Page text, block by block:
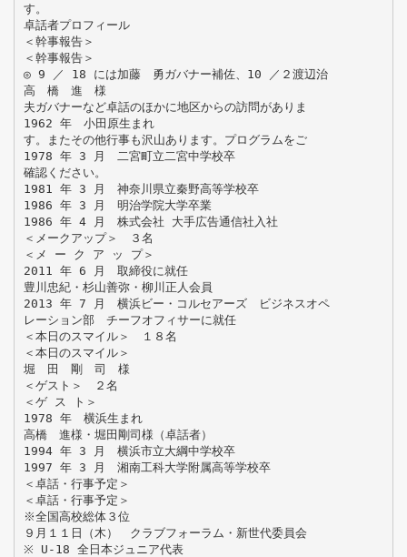
す。
卓話者プロフィール
＜幹事報告＞
＜幹事報告＞
◎ 9 ／ 18 には加藤 勇ガバナー補佐、10 ／２渡辺治
高 橋 進 様
夫ガバナーなど卓話のほかに地区からの訪問がありま
1962 年 小田原生まれ
す。またその他行事も沢山あります。プログラムをご
1978 年 3 月 二宮町立二宮中学校卒
確認ください。
1981 年 3 月 神奈川県立秦野高等学校卒
1986 年 3 月 明治学院大学卒業
1986 年 4 月 株式会社 大手広告通信社入社
＜メークアップ＞ ３名
＜メ ー ク ア ッ プ＞
2011 年 6 月 取締役に就任
豊川忠紀・杉山善弥・柳川正人会員
2013 年 7 月 横浜ビー・コルセアーズ ビジネスオペ
レーション部 チーフオフィサーに就任
＜本日のスマイル＞ １８名
＜本日のスマイル＞
堀 田 剛 司 様
＜ゲスト＞ ２名
＜ゲ ス ト＞
1978 年 横浜生まれ
高橋 進様・堀田剛司様（卓話者）
1994 年 3 月 横浜市立大綱中学校卒
1997 年 3 月 湘南工科大学附属高等学校卒
＜卓話・行事予定＞
＜卓話・行事予定＞
※全国高校総体３位
９月１１日（木） クラブフォーラム・新世代委員会
※ U-18 全日本ジュニア代表